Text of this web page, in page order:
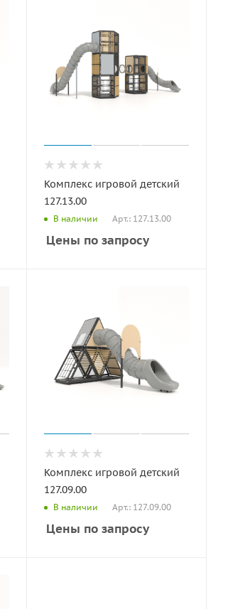
Комплекс игровой детский
127.13.00
В наличии Арт.: 127.13.00
Цены по запросу
Комплекс игровой детский
127.09.00
В наличии Арт.: 127.09.00
Цены по запросу